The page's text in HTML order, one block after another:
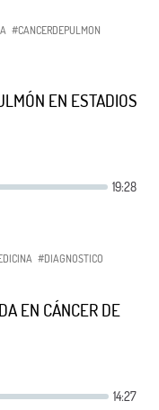
#CANCERDEPULMON
EN ESTADIOS
#DIAGNOSTICO
EN CÁNCER DE